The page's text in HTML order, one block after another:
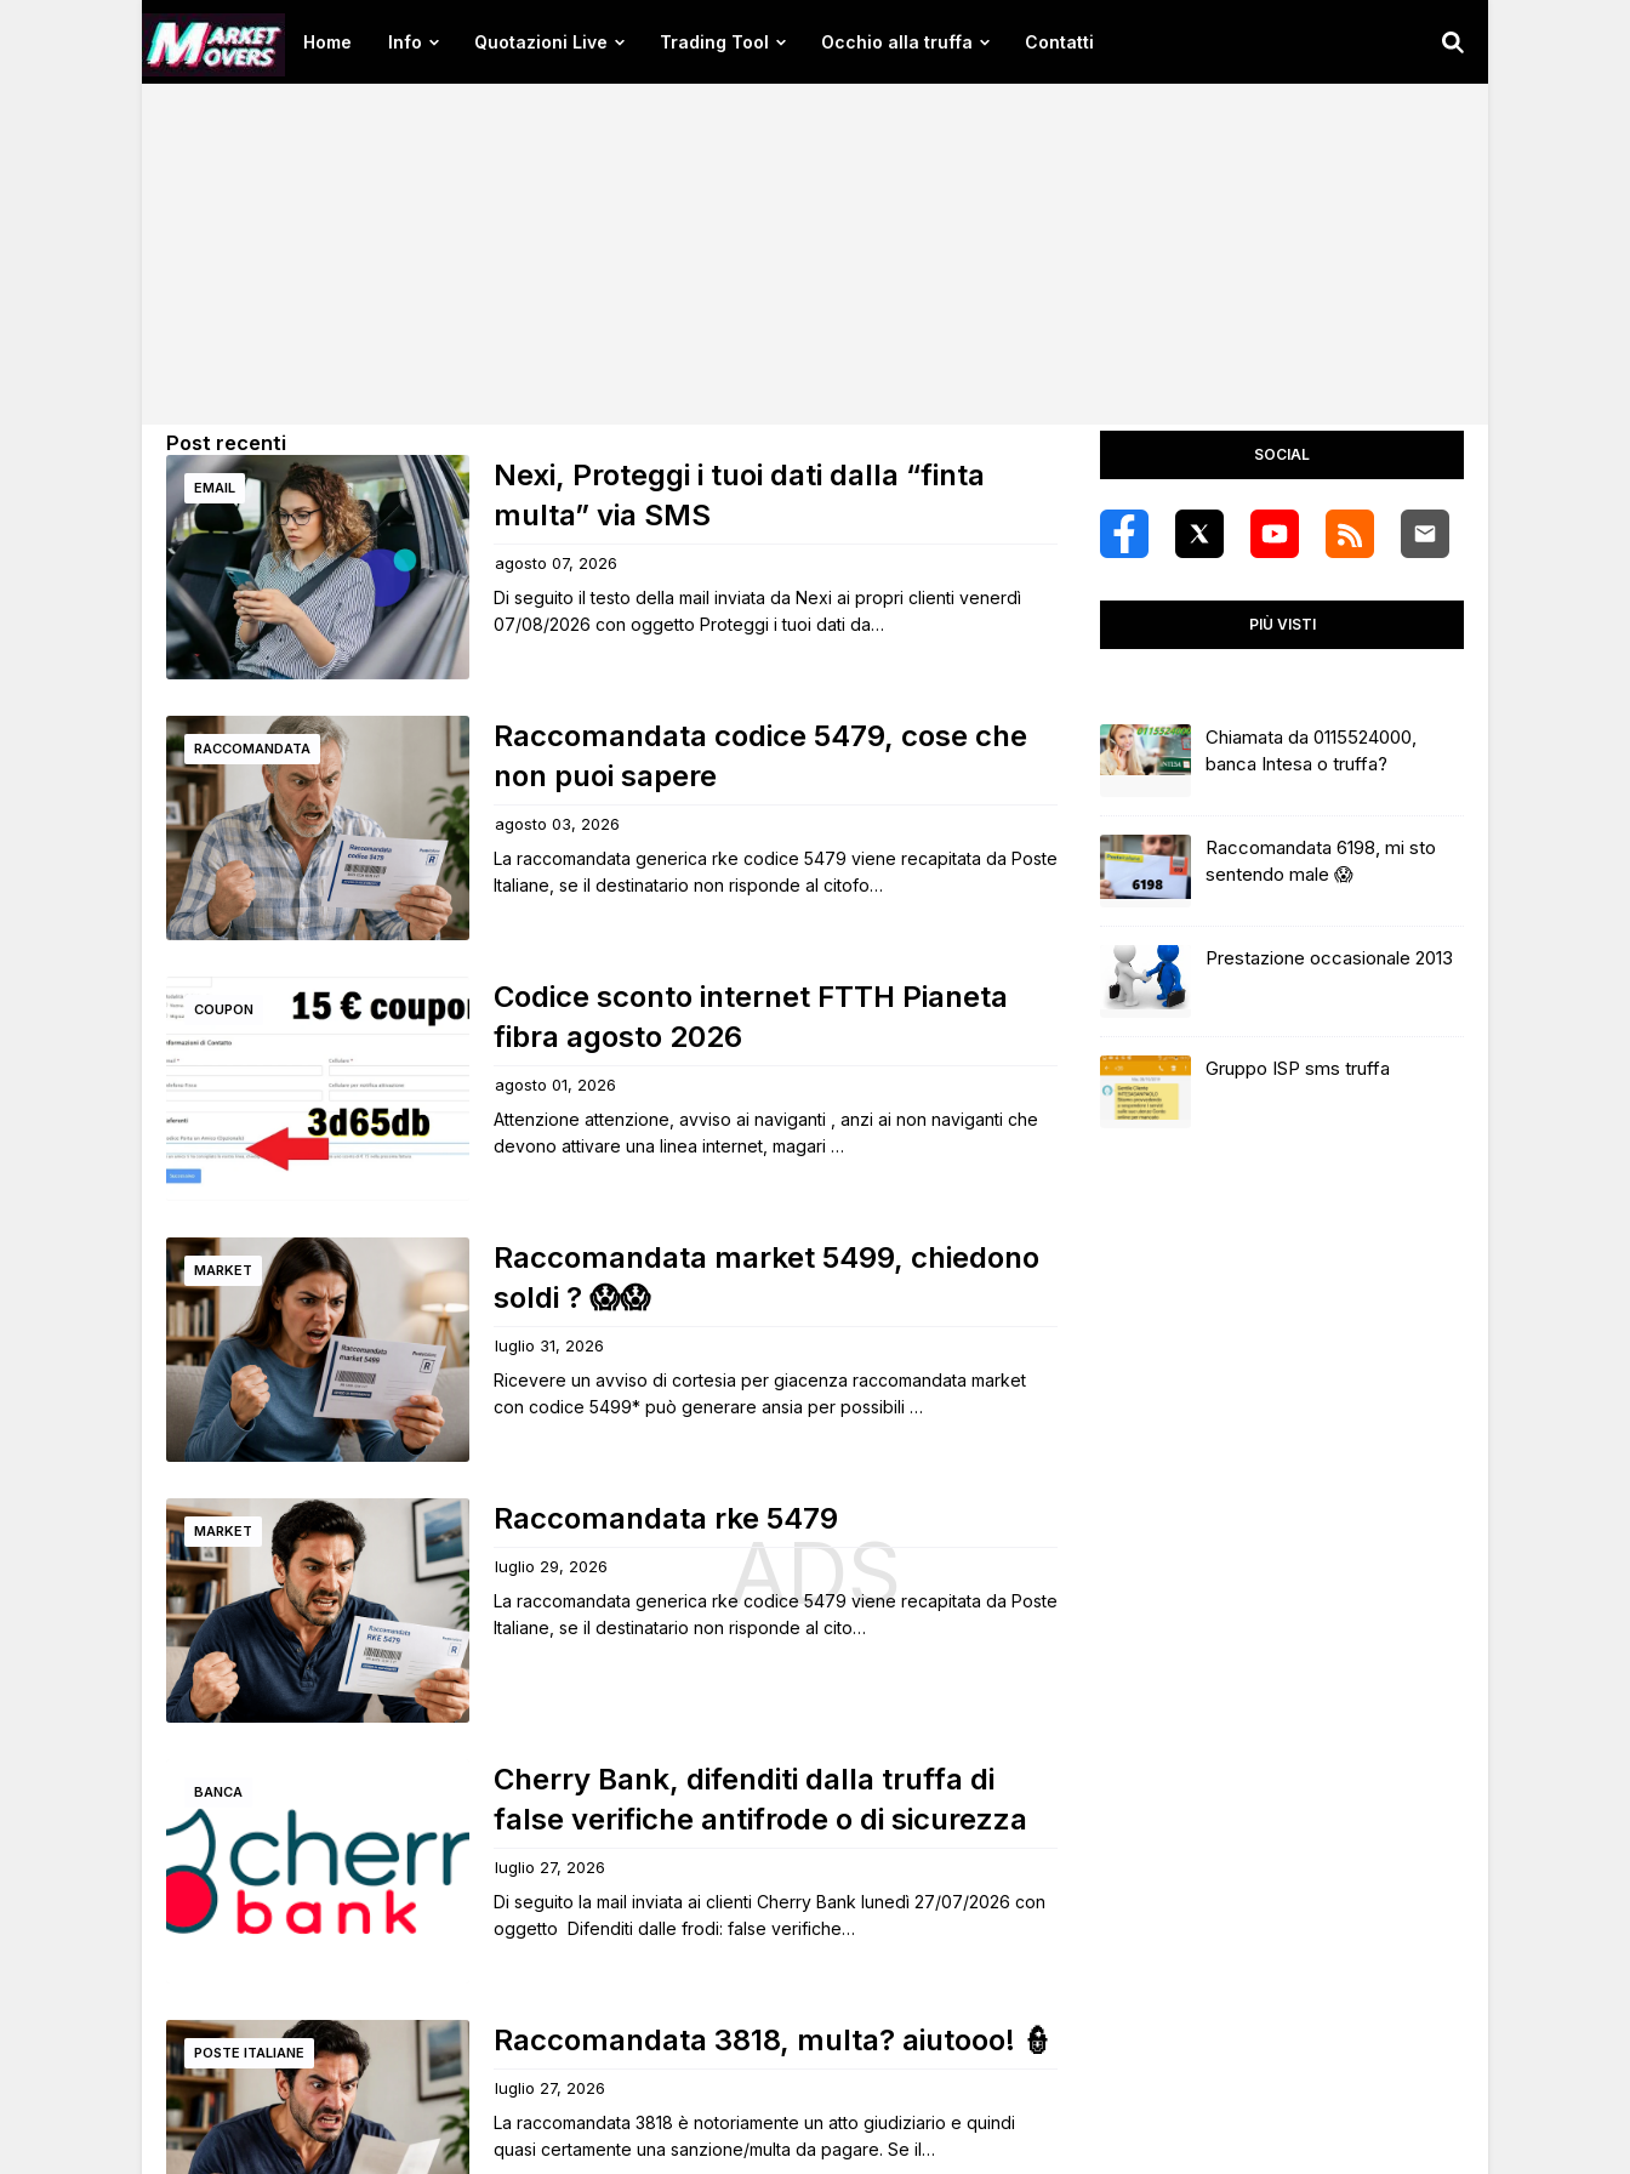
Home Info Quotazioni Live Trading Tool Occhio alla truffa Contatti
ADS
Post recenti
EMAIL
Nexi, Proteggi i tuoi dati dalla “finta
multa” via SMS
agosto 07, 2026
Di seguito il testo della mail inviata da Nexi ai propri clienti venerdì
07/08/2026 con oggetto Proteggi i tuoi dati da…
RACCOMANDATA
Raccomandata codice 5479, cose che
non puoi sapere
agosto 03, 2026
La raccomandata generica rke codice 5479 viene recapitata da Poste
Italiane, se il destinatario non risponde al citofo…
COUPON
Codice sconto internet FTTH Pianeta
fibra agosto 2026
agosto 01, 2026
Attenzione attenzione, avviso ai naviganti , anzi ai non naviganti che
devono attivare una linea internet, magari …
MARKET
Raccomandata market 5499, chiedono
soldi ? 😱😱
luglio 31, 2026
Ricevere un avviso di cortesia per giacenza raccomandata market
con codice 5499* può generare ansia per possibili …
MARKET Raccomandata rke 5479
luglio 29, 2026
La raccomandata generica rke codice 5479 viene recapitata da Poste
Italiane, se il destinatario non risponde al cito…
BANCA
Cherry Bank, difenditi dalla truffa di
false verifiche antifrode o di sicurezza
luglio 27, 2026
Di seguito la mail inviata ai clienti Cherry Bank lunedì 27/07/2026 con
oggetto Difenditi dalle frodi: false verifiche…
POSTE ITALIANE Raccomandata 3818, multa? aiutooo! 👮
luglio 27, 2026
La raccomandata 3818 è notoriamente un atto giudiziario e quindi
quasi certamente una sanzione/multa da pagare. Se il…
SOCIAL
PIÙ VISTI
Chiamata da 0115524000,
banca Intesa o truffa?
Raccomandata 6198, mi sto
sentendo male 😱
Prestazione occasionale 2013
Gruppo ISP sms truffa